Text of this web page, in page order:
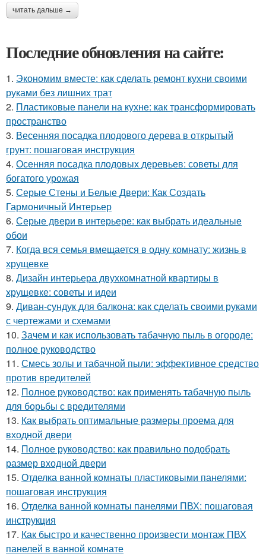
читать дальше →
Последние обновления на сайте:
1. Экономим вместе: как сделать ремонт кухни своими
руками без лишних трат
2. Пластиковые панели на кухне: как трансформировать
пространство
3. Весенняя посадка плодового дерева в открытый
грунт: пошаговая инструкция
4. Осенняя посадка плодовых деревьев: советы для
богатого урожая
5. Серые Стены и Белые Двери: Как Создать
Гармоничный Интерьер
6. Серые двери в интерьере: как выбрать идеальные
обои
7. Когда вся семья вмещается в одну комнату: жизнь в
хрущевке
8. Дизайн интерьера двухкомнатной квартиры в
хрущевке: советы и идеи
9. Диван-сундук для балкона: как сделать своими руками
с чертежами и схемами
10. Зачем и как использовать табачную пыль в огороде:
полное руководство
11. Смесь золы и табачной пыли: эффективное средство
против вредителей
12. Полное руководство: как применять табачную пыль
для борьбы с вредителями
13. Как выбрать оптимальные размеры проема для
входной двери
14. Полное руководство: как правильно подобрать
размер входной двери
15. Отделка ванной комнаты пластиковыми панелями:
пошаговая инструкция
16. Отделка ванной комнаты панелями ПВХ: пошаговая
инструкция
17. Как быстро и качественно произвести монтаж ПВХ
панелей в ванной комнате